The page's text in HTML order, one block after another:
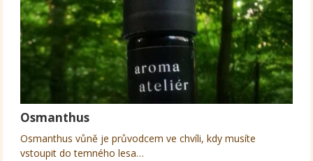
Osmanthus
Osmanthus vůně je průvodcem ve chvíli, kdy musíte
vstoupit do temného lesa…